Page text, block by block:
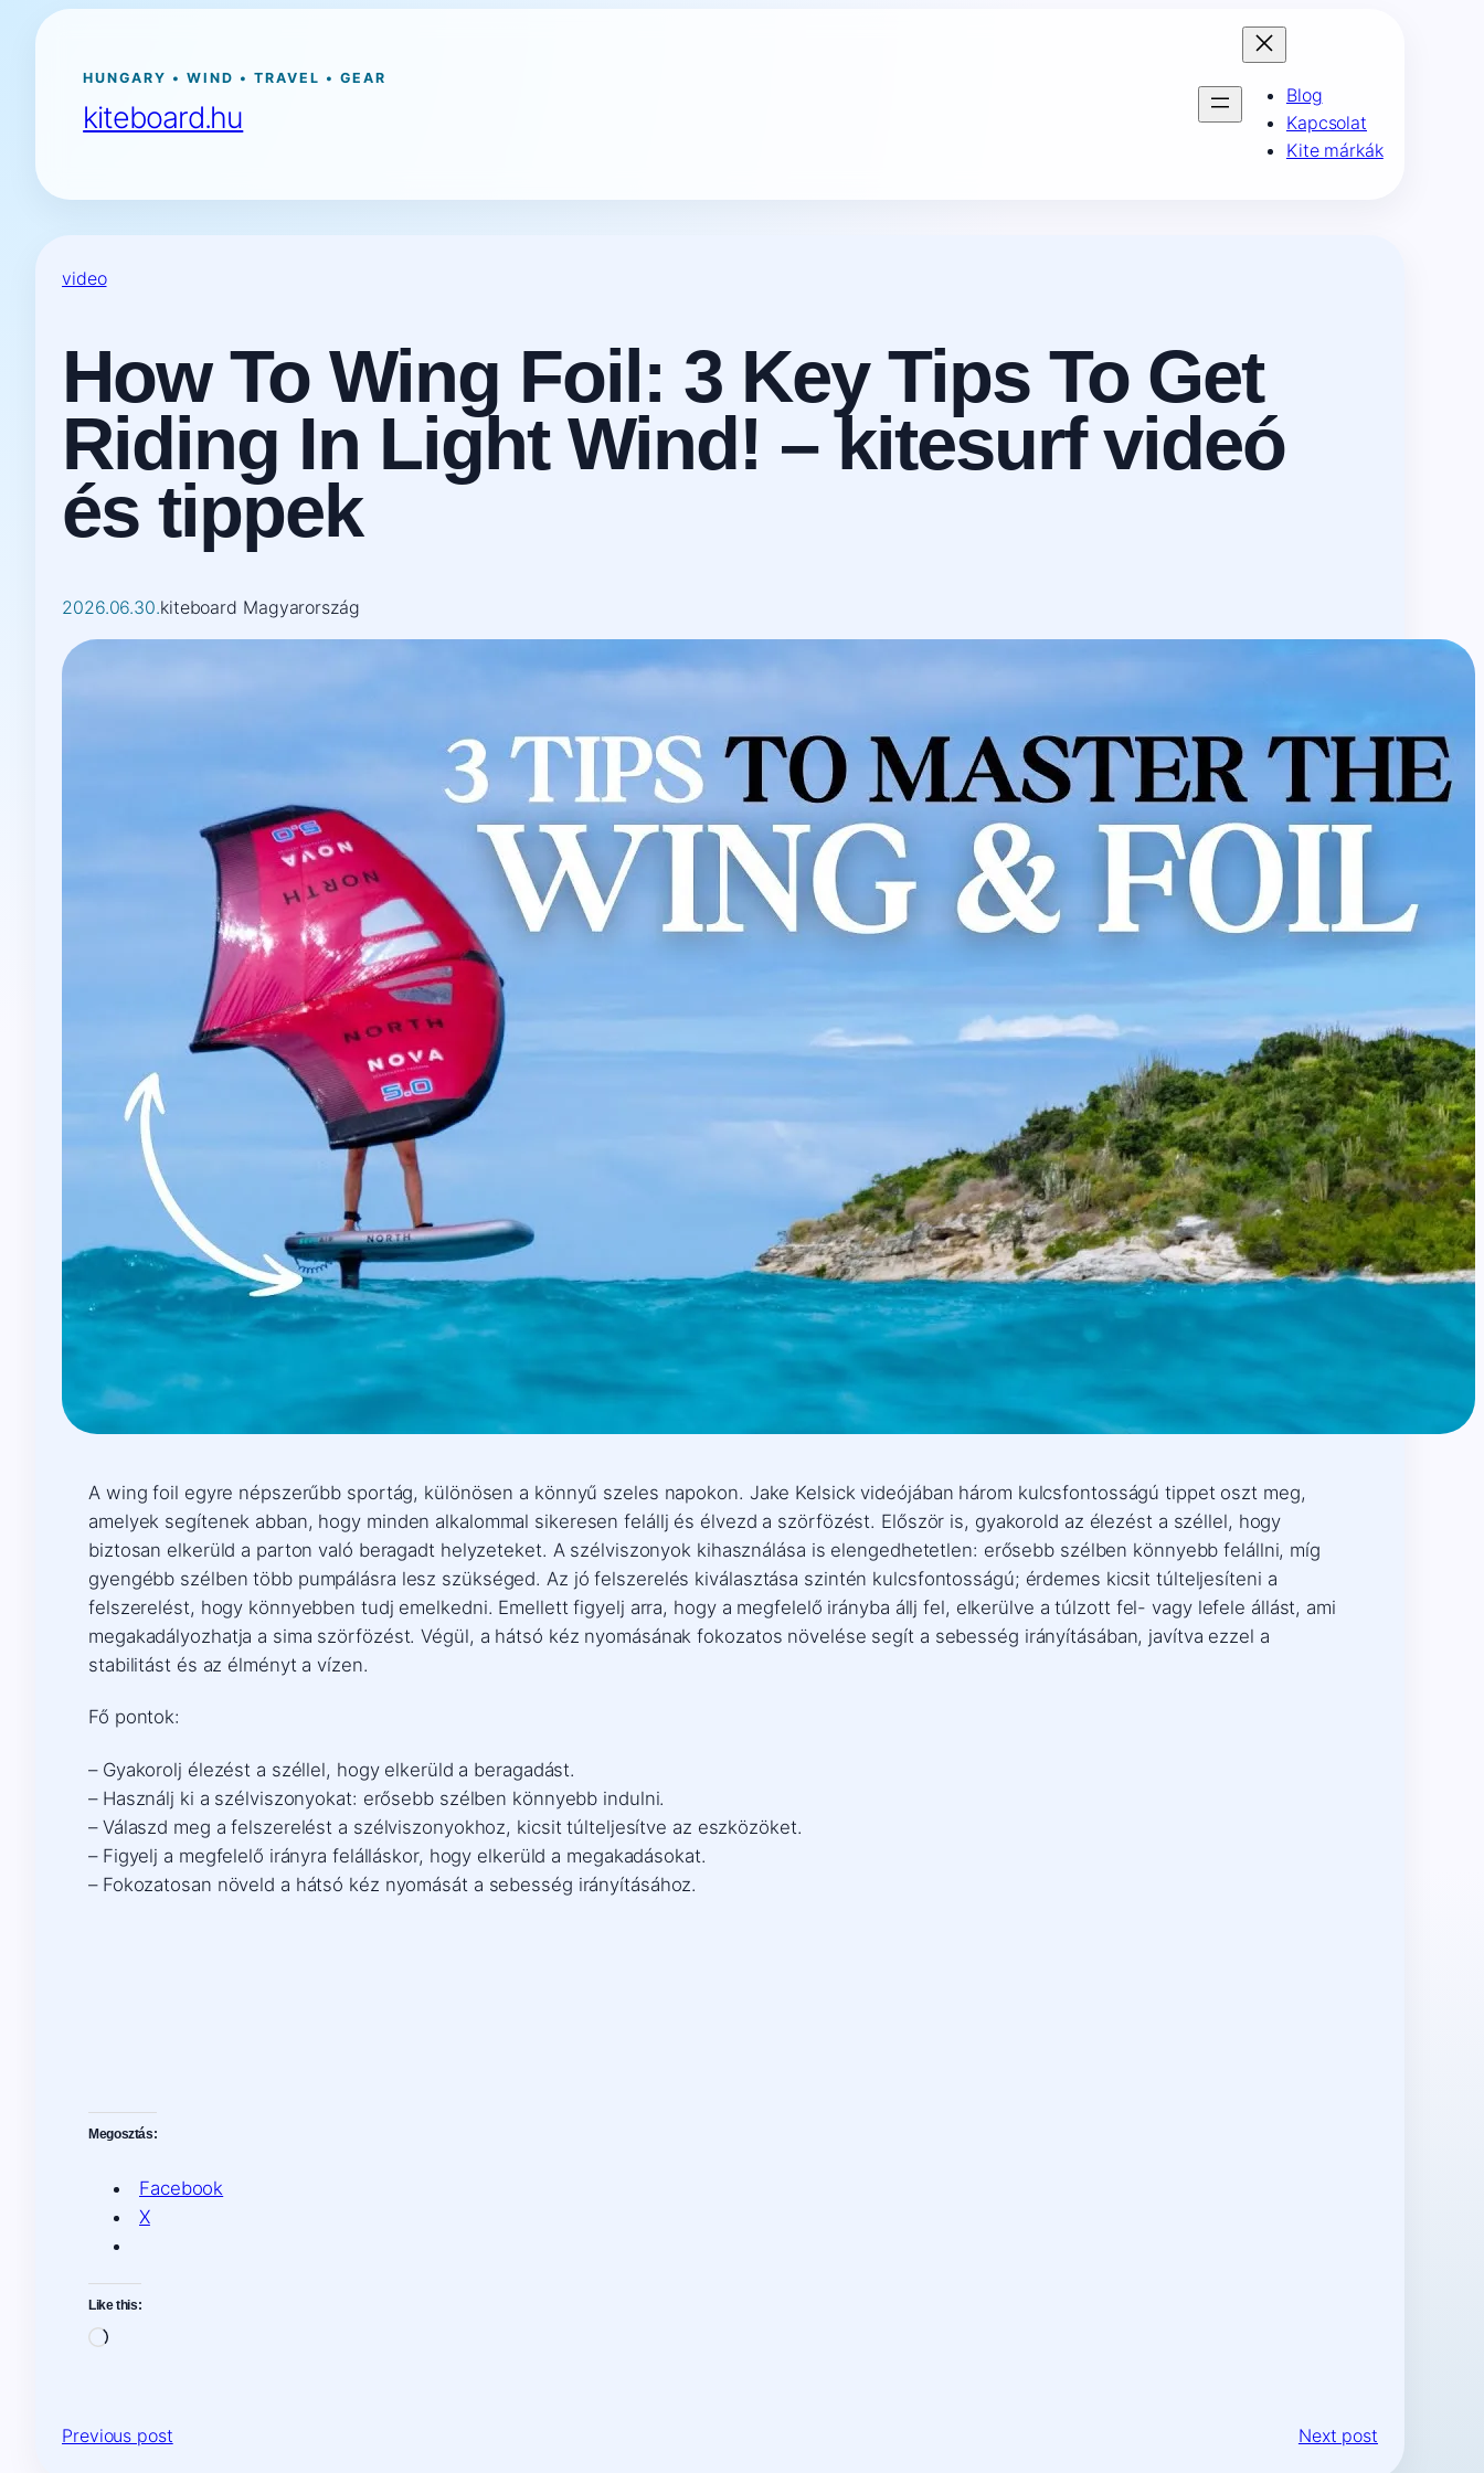
Ugrás
tartalomhozHUNGARY • WIND • TRAVEL • GEAR
kiteboard.hu
Blog
Kapcsolat
Kite márkák
video
How To Wing Foil: 3 Key Tips To Get
Riding In Light Wind! – kitesurf videó
és tippek
2026.06.30.kiteboard Magyarország
A wing foil egyre népszerűbb sportág, különösen a könnyű szeles napokon. Jake Kelsick videójában három kulcsfontosságú tippet oszt meg,
amelyek segítenek abban, hogy minden alkalommal sikeresen felállj és élvezd a szörfözést. Először is, gyakorold az élezést a széllel, hogy
biztosan elkerüld a parton való beragadt helyzeteket. A szélviszonyok kihasználása is elengedhetetlen: erősebb szélben könnyebb felállni, míg
gyengébb szélben több pumpálásra lesz szükséged. Az jó felszerelés kiválasztása szintén kulcsfontosságú; érdemes kicsit túlteljesíteni a
felszerelést, hogy könnyebben tudj emelkedni. Emellett figyelj arra, hogy a megfelelő irányba állj fel, elkerülve a túlzott fel- vagy lefele állást, ami
megakadályozhatja a sima szörfözést. Végül, a hátsó kéz nyomásának fokozatos növelése segít a sebesség irányításában, javítva ezzel a
stabilitást és az élményt a vízen.
Fő pontok:
– Gyakorolj élezést a széllel, hogy elkerüld a beragadást.
– Használj ki a szélviszonyokat: erősebb szélben könnyebb indulni.
– Válaszd meg a felszerelést a szélviszonyokhoz, kicsit túlteljesítve az eszközöket.
– Figyelj a megfelelő irányra felálláskor, hogy elkerüld a megakadásokat.
– Fokozatosan növeld a hátsó kéz nyomását a sebesség irányításához.
Megosztás:
Facebook
X
Like this:
Loading…
Previous post Next post